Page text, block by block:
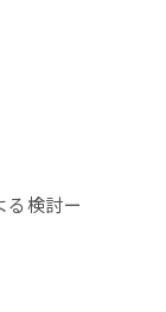
る検討ー